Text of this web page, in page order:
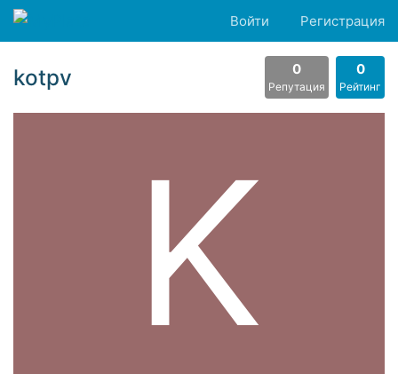
Войти Регистрация
kotpv 0
Репутация
0
Рейтинг
K